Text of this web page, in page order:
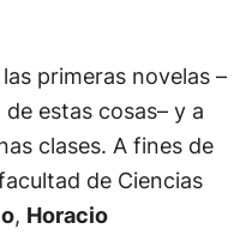
primeras novelas –
estas cosas– y a
clases. A fines de
de Ciencias
, Horacio